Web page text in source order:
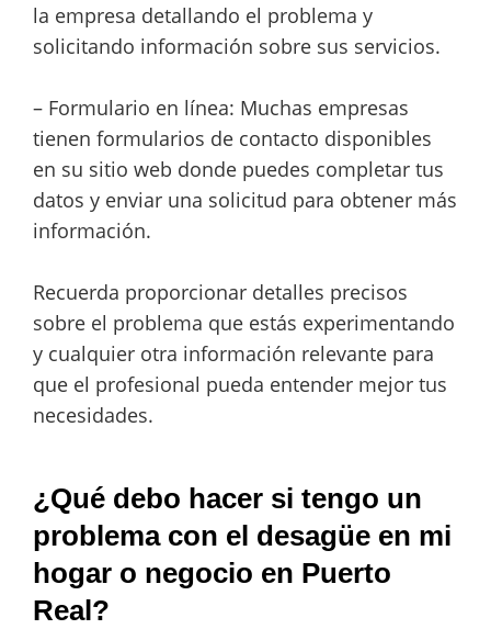
la empresa detallando el problema y
solicitando información sobre sus servicios.
– Formulario en línea: Muchas empresas
tienen formularios de contacto disponibles
en su sitio web donde puedes completar tus
datos y enviar una solicitud para obtener más
información.
Recuerda proporcionar detalles precisos
sobre el problema que estás experimentando
y cualquier otra información relevante para
que el profesional pueda entender mejor tus
necesidades.
¿Qué debo hacer si tengo un
problema con el desagüe en mi
hogar o negocio en Puerto
Real?